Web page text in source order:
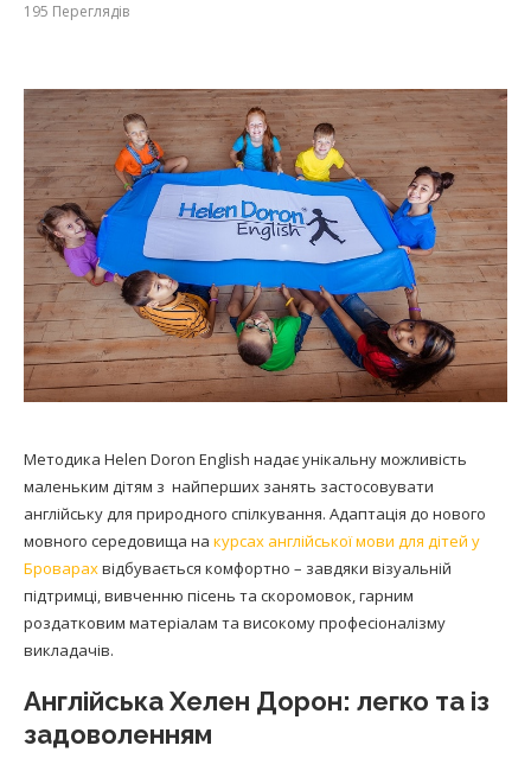
195 Переглядів
Методика Helen Doron English надає унікальну можливість
маленьким дітям з найперших занять застосовувати
англійську для природного спілкування. Адаптація до нового
мовного середовища на курсах англійської мови для дітей у
Броварахвідбувається комфортно – завдяки візуальній
підтримці, вивченню пісень та скоромовок, гарним
роздатковим матеріалам та високому професіоналізму
викладачів.
Англійська Хелен Дорон: легко та із
задоволенням